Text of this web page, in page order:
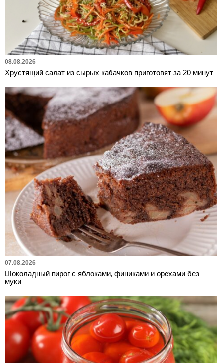
08.08.2026
Хрустящий салат из сырых кабачков приготовят за 20 минут
07.08.2026
Шоколадный пирог с яблоками, финиками и орехами без
муки